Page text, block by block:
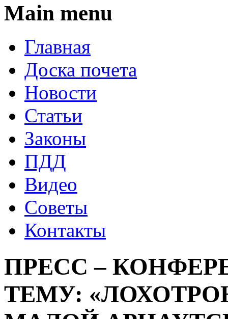
Main menu
Главная
Доска почета
Новости
Статьи
Законы
ПДД
Видео
Советы
Контакты
ПРЕСС –
ТЕМУ: